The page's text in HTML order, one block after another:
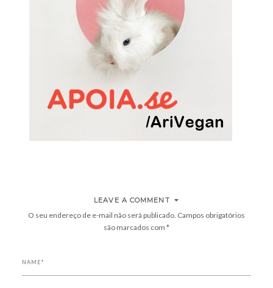
LEAVE A COMMENT
O seu endereço de e-mail não será publicado. Campos obrigatórios
são marcados com *